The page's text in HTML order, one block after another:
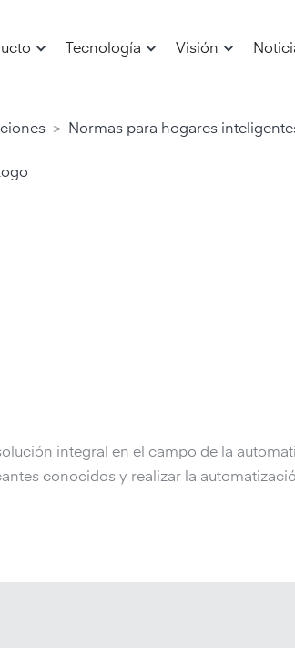
Tecnología Visión
> Normas para hogares
integral en el campo de la
conocidos y realizar la